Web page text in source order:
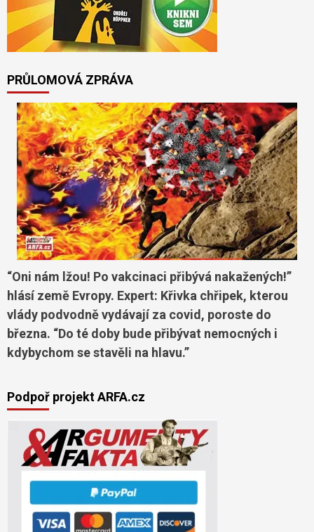
PRŮLOMOVÁ ZPRÁVA
“Oni nám lžou! Po vakcinaci přibývá nakažených!”
hlásí země Evropy. Expert: Křivka chřipek, kterou
vlády podvodně vydávají za covid, poroste do
března. “Do té doby bude přibývat nemocných i
kdybychom se stavěli na hlavu.”
Podpoř projekt ARFA.cz